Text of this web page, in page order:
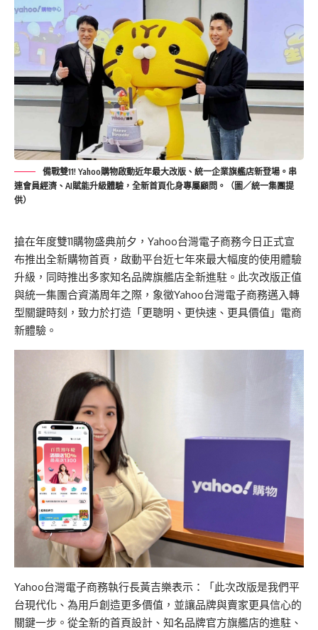
備戰雙11! Yahoo購物啟動近年最大改版、統一企業旗艦店新登場。串
連會員經濟、AI賦能升級體驗，全新首頁化身專屬顧問。（圖／統一集團提
供）
搶在年度雙11購物盛典前夕，Yahoo台灣電子商務今日正式宣
布推出全新購物首頁，啟動平台近七年來最大幅度的使用體驗
升級，同時推出多家知名品牌旗艦店全新進駐。此次改版正值
與統一集團合資滿周年之際，象徵Yahoo台灣電子商務邁入轉
型關鍵時刻，致力於打造「更聰明、更快速、更具價值」電商
新體驗。
Yahoo台灣電子商務執行長黃吉樂表示：「此次改版是我們平
台現代化、為用戶創造更多價值，並讓品牌與賣家更具信心的
關鍵一步。從全新的首頁設計、知名品牌官方旗艦店的進駐、